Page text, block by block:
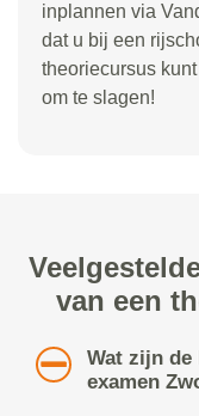
inplannen via
dat u bij een
theoriecursus
om te slagen!
van een
Wat zijn de
examen